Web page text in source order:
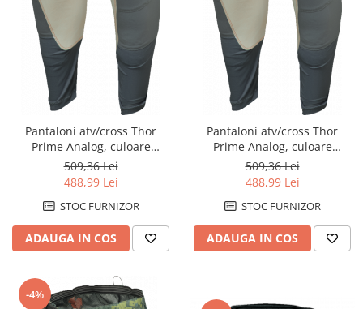
Pantaloni atv/cross Thor
Prime Analog, culoare
gri/portocaliu, marime 29
509,36 Lei
488,99 Lei
STOC FURNIZOR
ADAUGA IN COS
Pantaloni atv/cross Thor
Prime Analog, culoare
gri/portocaliu, marime 31
509,36 Lei
488,99 Lei
STOC FURNIZOR
ADAUGA IN COS
-4%